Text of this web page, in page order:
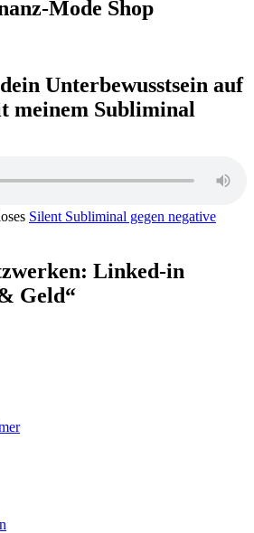
Mode Shop
Unterbewusstsein auf
meinem Subliminal
Silent Subliminal gegen negative
Linked-in
Geld“